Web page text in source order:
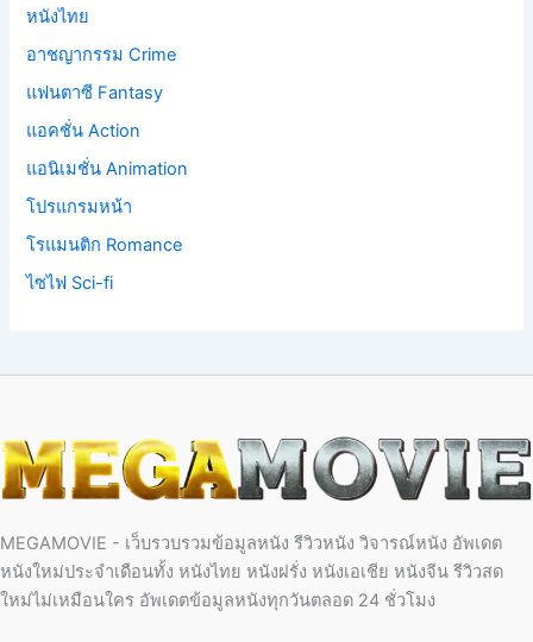
หนังไทย
อาชญากรรม Crime
แฟนตาซี Fantasy
แอคชั่น Action
แอนิเมชั่น Animation
โปรแกรมหน้า
โรแมนติก Romance
ไซไฟ Sci-fi
MEGAMOVIE - เว็บรวบรวมข้อมูลหนัง รีวิวหนัง วิจารณ์หนัง อัพเดต
หนังใหม่ประจำเดือนทั้ง หนังไทย หนังฝรั่ง หนังเอเชีย หนังจีน รีวิวสด
ใหม่ไม่เหมือนใคร อัพเดตข้อมูลหนังทุกวันตลอด 24 ชั่วโมง